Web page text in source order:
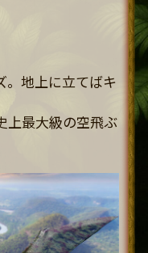
。地上に立てばキ
上最大級の空飛ぶ